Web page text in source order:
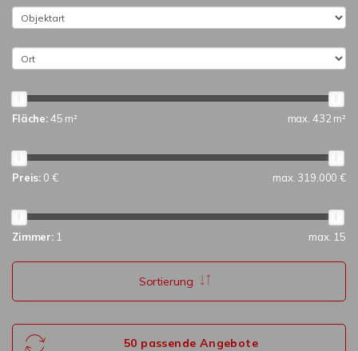
Fläche:45 m² max. 432 m²
Preis: 0 € max. 319.000 €
Zimmer: 1 max. 15
Sortierung
50 passende Angebote